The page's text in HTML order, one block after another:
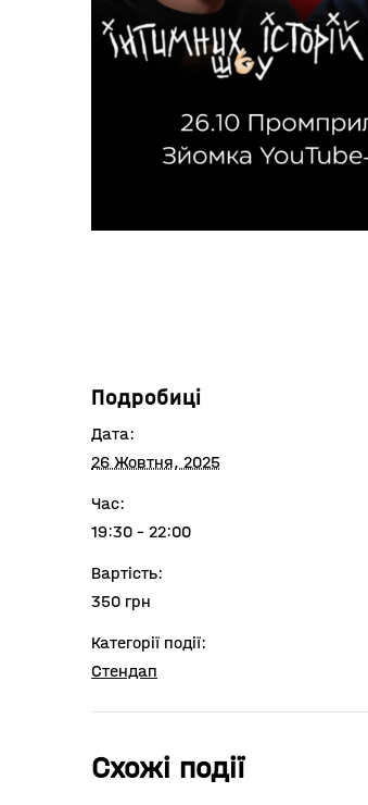
Подробиці
Дата:
26 Жовтня, 2025
Час:
19:30 - 22:00
Вартість:
350 грн
Категорії події:
Cтендап
Схожі події